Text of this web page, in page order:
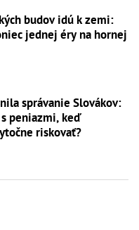
budov idú k zemi:
jednej éry na hornej
správanie Slovákov:
peniazmi, keď
riskovať?